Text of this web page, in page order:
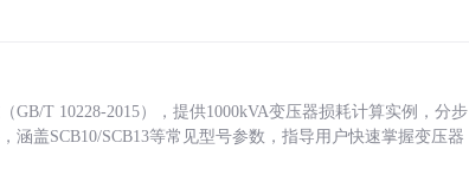
T 10228-2015），提供1000kVA变压器损耗计算实例，分步
盖SCB10/SCB13等常见型号参数，指导用户快速掌握变压器